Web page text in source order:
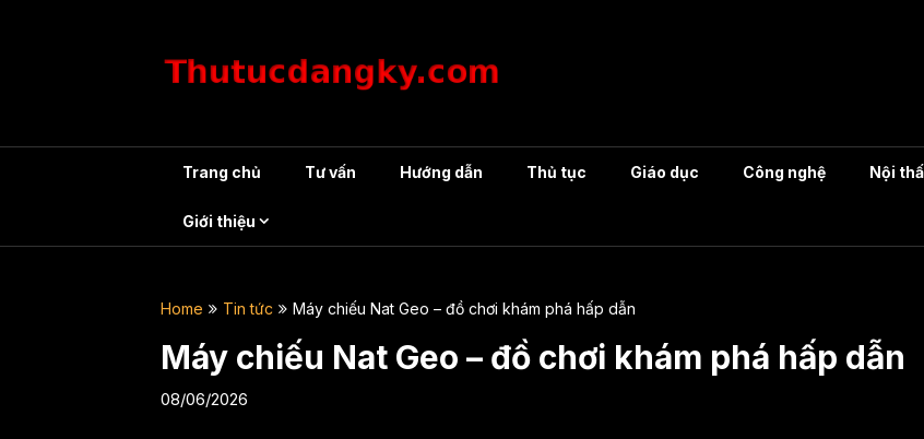
Trang chủ Tư vấn Hướng dẫn Thủ tục Giáo dục Công nghệ Nội
Giới thiệu
Home Tin tức Máy chiếu Nat Geo – đồ chơi khám phá hấp dẫn
Máy chiếu Nat Geo – đồ chơi khám phá hấp dẫn
08/06/2026